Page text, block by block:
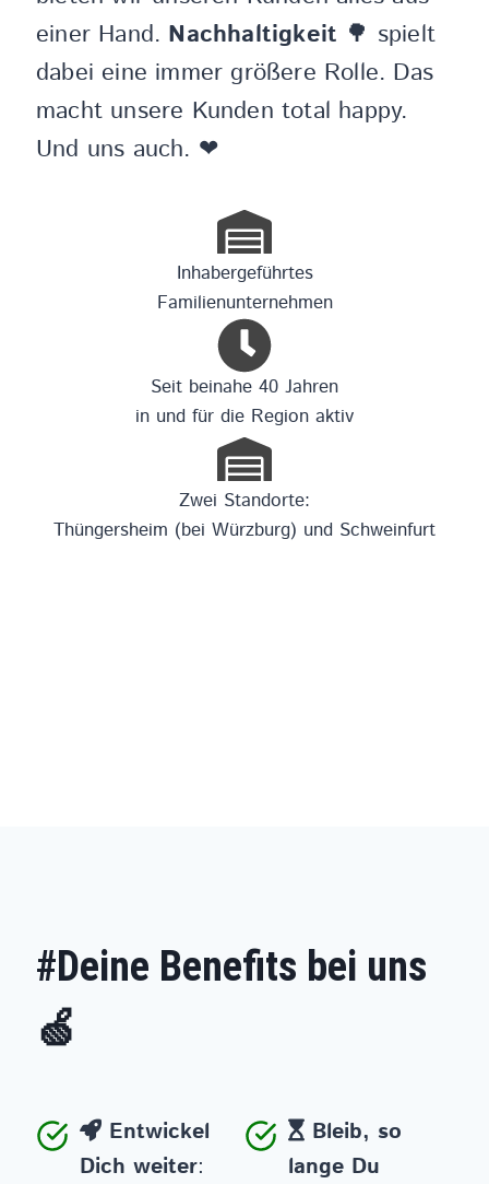
einer Hand. Nachhaltigkeit 🌳 spielt
dabei eine immer größere Rolle. Das
macht unsere Kunden total happy.
Und uns auch. ❤
Inhabergeführtes
Familienunternehmen
Seit beinahe 40 Jahren
in und für die Region aktiv
Zwei Standorte:
Thüngersheim (bei Würzburg) und Schweinfurt
#Deine Benefits bei uns
🍏
Entwickel
Dich weiter:
Bleib, so
lange Du